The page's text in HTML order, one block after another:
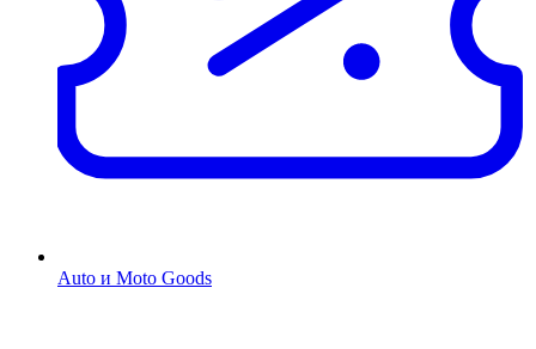
Auto и Moto Goods